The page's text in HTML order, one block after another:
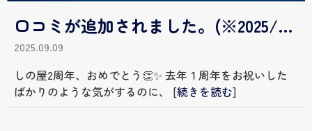
口コミが追加されました。(※2025/9/9更新)
2025.09.09
しの屋2周年、おめでとう👏✨ 去年１周年をお祝いした
ばかりのような気がするのに、
[続きを読む]